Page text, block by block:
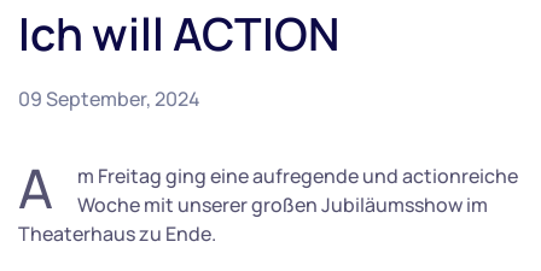
Ich will ACTION
09 September, 2024
A
m Freitag ging eine aufregende und actionreiche
Woche mit unserer großen Jubiläumsshow im
Theaterhaus zu Ende.